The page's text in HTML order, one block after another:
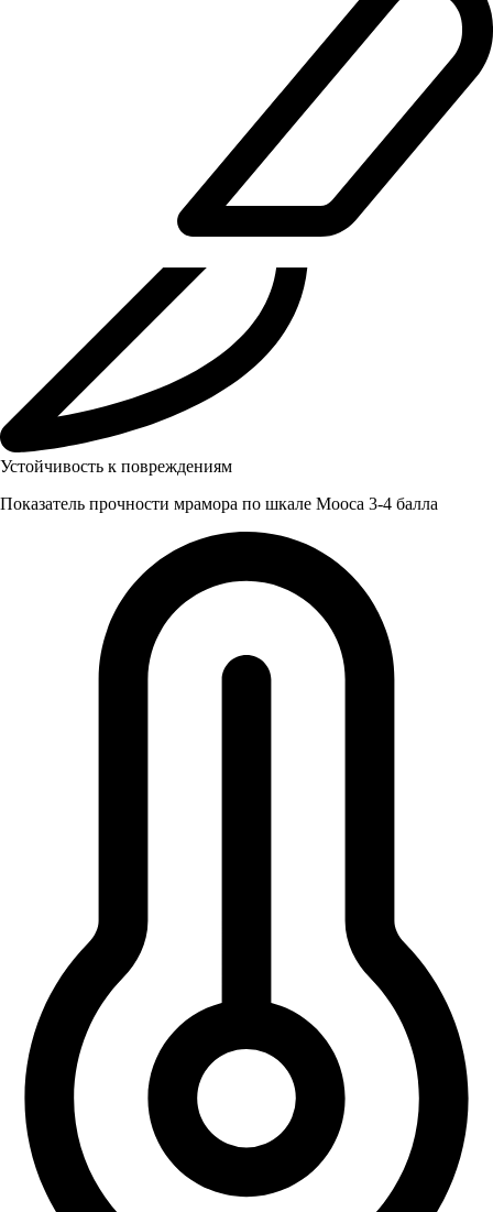
Устойчивость к повреждениям
Показатель прочности мрамора по шкале Мооса 3-4 балла